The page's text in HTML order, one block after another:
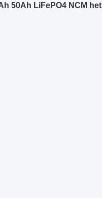
50Ah LiFePO4 NCM het